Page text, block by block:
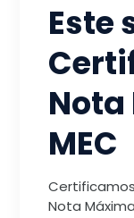
Este
MEC
Nota